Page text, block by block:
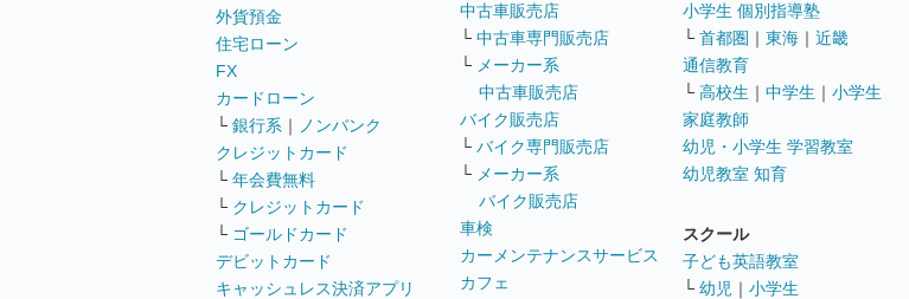
外貨預金
住宅ローン
FX
カードローン
└ 銀行系 ｜
ノンバンク
クレジットカード
└ 年会費無料
└ クレジットカード
└ ゴールドカード
デビットカード
キャッシュレス決済アプリ
中古車販売店
└ 中古車専門販売店
└ メーカー系
中古車販売店
バイク販売店
└ バイク専門販売店
└ メーカー系
バイク販売店
車検
カーメンテナンスサービス
カフェ
小学生 個別指導塾
└ 首都圏 ｜ 東海 ｜ 近畿
通信教育
└ 高校生 ｜ 中学生 ｜ 小学生
家庭教師
幼児・小学生 学習教室
幼児教室 知育
スクール
子ども英語教室
└ 幼児 ｜ 小学生